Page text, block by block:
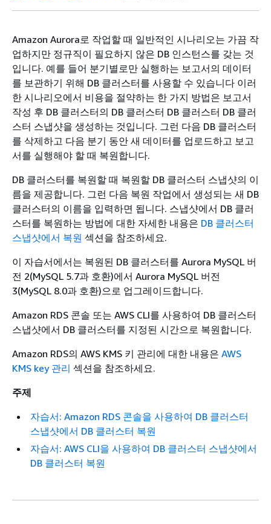
Amazon Aurora로 작업할 때 일반적인 시나리오는 가끔 작
업하지만 정규직이 필요하지 않은 DB 인스턴스를 갖는 것
입니다. 예를 들어 분기별로만 실행하는 보고서의 데이터
를 보관하기 위해 DB 클러스터를 사용할 수 있습니다 이러
한 시나리오에서 비용을 절약하는 한 가지 방법은 보고서
작성 후 DB 클러스터의 DB 클러스터 DB 클러스터 DB 클러
스터 스냅샷을 생성하는 것입니다. 그런 다음 DB 클러스터
를 삭제하고 다음 분기 동안 새 데이터를 업로드하고 보고
서를 실행해야 할 때 복원합니다.
DB 클러스터를 복원할 때 복원할 DB 클러스터 스냅샷의 이
름을 제공합니다. 그런 다음 복원 작업에서 생성되는 새 DB
클러스터의 이름을 입력하면 됩니다. 스냅샷에서 DB 클러
스터를 복원하는 방법에 대한 자세한 내용은 DB 클러스터
스냅샷에서 복원 섹션을 참조하세요.
이 자습서에서는 복원된 DB 클러스터를 Aurora MySQL 버
전 2(MySQL 5.7과 호환)에서 Aurora MySQL 버전
3(MySQL 8.0과 호환)으로 업그레이드합니다.
Amazon RDS 콘솔 또는 AWS CLI를 사용하여 DB 클러스터
스냅샷에서 DB 클러스터를 지정된 시간으로 복원합니다.
Amazon RDS의 AWS KMS 키 관리에 대한 내용은 AWS
KMS key 관리 섹션을 참조하세요.
주제
자습서: Amazon RDS 콘솔을 사용하여 DB 클러스터
스냅샷에서 DB 클러스터 복원
자습서: AWS CLI을 사용하여 DB 클러스터 스냅샷에서
DB 클러스터 복원